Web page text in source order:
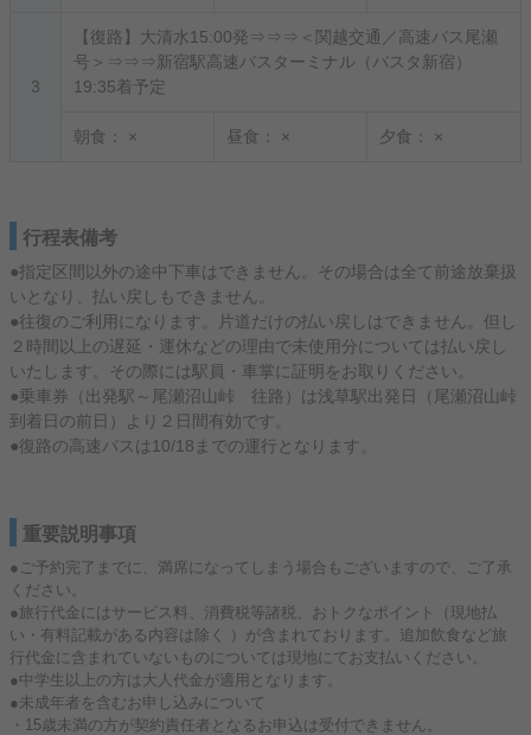
3
【復路】大清水15:00発⇒⇒⇒＜関越交通／高速バス尾瀬
号＞⇒⇒⇒新宿駅高速バスターミナル（バスタ新宿）
19:35着予定
朝食： × 昼食： × 夕食： ×
行程表備考
●指定区間以外の途中下車はできません。その場合は全て前途放棄扱
いとなり、払い戻しもできません。
●往復のご利用になります。片道だけの払い戻しはできません。但し
２時間以上の遅延・運休などの理由で未使用分については払い戻し
いたします。その際には駅員・車掌に証明をお取りください。
●乗車券（出発駅～尾瀬沼山峠 往路）は浅草駅出発日（尾瀬沼山峠
到着日の前日）より２日間有効です。
●復路の高速バスは10/18までの運行となります。
重要説明事項
●ご予約完了までに、満席になってしまう場合もございますので、ご了承
ください。
●旅行代金にはサービス料、消費税等諸税、おトクなポイント（現地払
い・有料記載がある内容は除く ）が含まれております。追加飲食など旅
行代金に含まれていないものについては現地にてお支払いください。
●中学生以上の方は大人代金が適用となります。
●未成年者を含むお申し込みについて
・15歳未満の方が契約責任者となるお申込は受付できません。